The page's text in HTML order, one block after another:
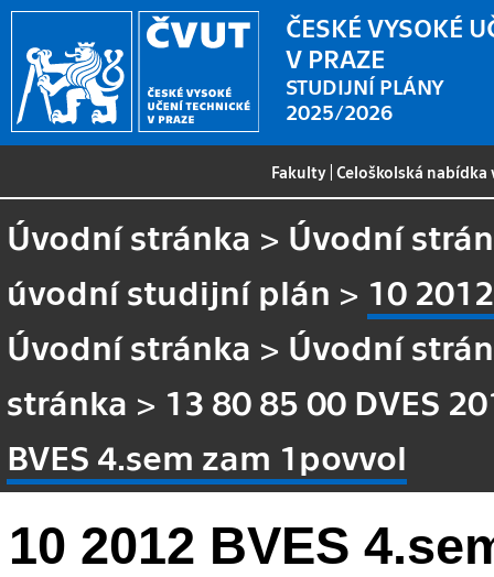
ČESKÉ VYSOKÉ
V PRAZE
STUDIJNÍ PLÁNY
2025/2026
Fakulty |Celoškolská
Úvodní stránka > Úvodní
úvodní studijní plán > 10
Úvodní stránka > Úvodní
stránka > 13 80 85 00 DVES
BVES 4.sem zam 1povvol
10 2012 BVES